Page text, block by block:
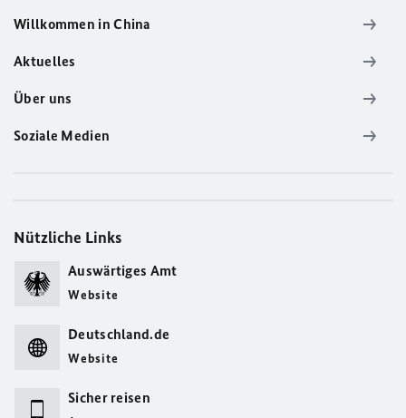
Willkommen in China
Aktuelles
Über uns
Soziale Medien
Nützliche Links
Auswärtiges Amt
Website
Deutschland.de
Website
Sicher reisen